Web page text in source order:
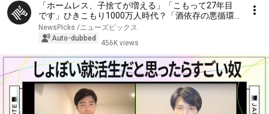
「ホームレス、子捨てが増える」「こもって27年目
です」ひきこもり1000万人時代？「酒依存の悪循環
と同じ」第一人者、斎藤環が明かす実態…子ども、家
族への対応、不登校の３大原因、孤独死の懸念【落合
NewsPicks /ニューズピックス
Auto-dubbed
456K views